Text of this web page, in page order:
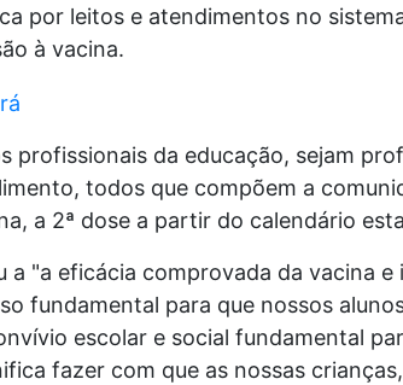
por leitos e atendimentos no
à vacina.
profissionais da educação, sejam
todos que compõem a
a 2ª dose a partir do calendário
a "a eficácia comprovada da vacina
fundamental para que nossos
escolar e social fundamental
fazer com que as nossas